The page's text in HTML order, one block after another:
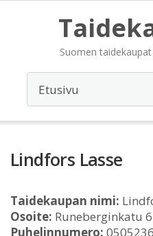
Suomen
Lindfors Lasse
Taidekaupan nimi:
Osoite: Runeberginkatu
Puhelinnumero: